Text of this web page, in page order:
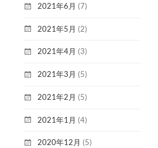
2021年6月 (7)
2021年5月 (2)
2021年4月 (3)
2021年3月 (5)
2021年2月 (5)
2021年1月 (4)
2020年12月 (5)